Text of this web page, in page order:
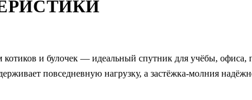
и булочек — идеальный спутник для учёбы, офиса,
повседневную нагрузку, а застёжка-молния